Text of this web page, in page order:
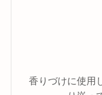
香りづけに使用